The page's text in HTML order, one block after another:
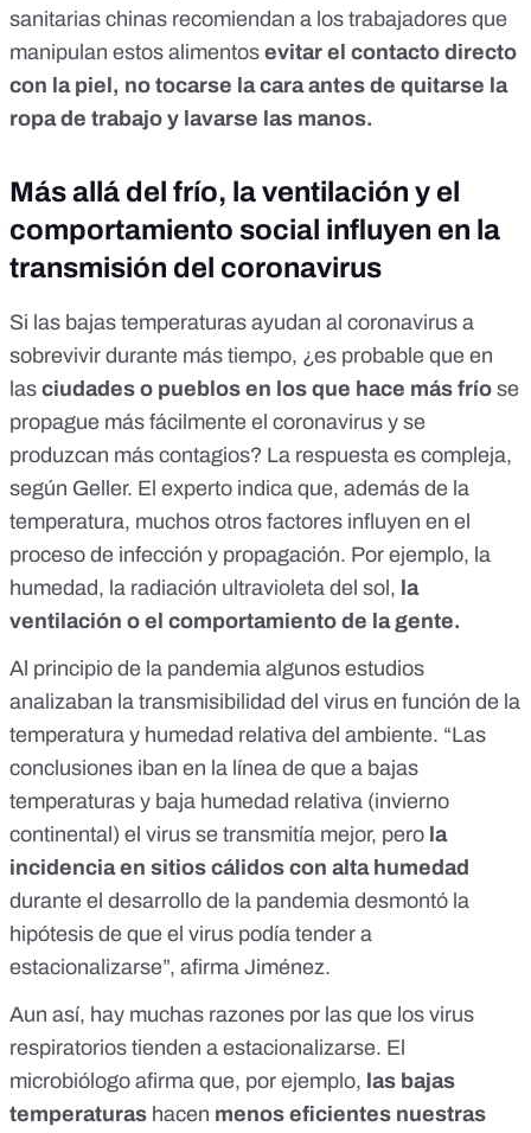
sanitarias chinas recomiendan a los trabajadores que
manipulan estos alimentos evitar el contacto directo
con la piel, no tocarse la cara antes de quitarse la
ropa de trabajo y lavarse las manos.
Más allá del frío, la ventilación y el
comportamiento social influyen en la
transmisión del coronavirus
Si las bajas temperaturas ayudan al coronavirus a
sobrevivir durante más tiempo, ¿es probable que en
las ciudades o pueblos en los que hace más frío se
propague más fácilmente el coronavirus y se
produzcan más contagios? La respuesta es compleja,
según Geller. El experto indica que, además de la
temperatura, muchos otros factores influyen en el
proceso de infección y propagación. Por ejemplo, la
humedad, la radiación ultravioleta del sol, la
ventilación o el comportamiento de la gente.
Al principio de la pandemia algunos estudios
analizaban la transmisibilidad del virus en función de la
temperatura y humedad relativa del ambiente. “Las
conclusiones iban en la línea de que a bajas
temperaturas y baja humedad relativa (invierno
continental) el virus se transmitía mejor, pero la
incidencia en sitios cálidos con alta humedad
durante el desarrollo de la pandemia desmontó la
hipótesis de que el virus podía tender a
estacionalizarse”, afirma Jiménez.
Aun así, hay muchas razones por las que los virus
respiratorios tienden a estacionalizarse. El
microbiólogo afirma que, por ejemplo, las bajas
temperaturas hacen menos eficientes nuestras